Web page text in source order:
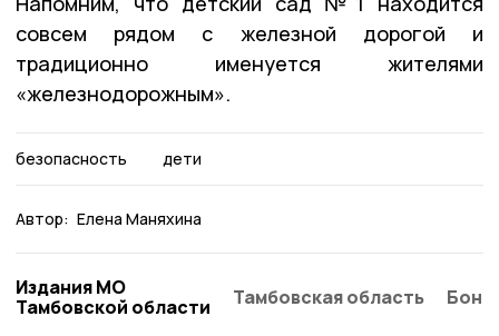
совсем рядом с железной дорогой и
традиционно именуется жителями
«железнодорожным».
безопасность дети
Автор: Елена Маняхина
Издания МО
Тамбовской области
Тамбовская область